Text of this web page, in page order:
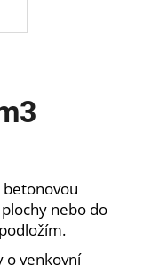
betonovou
nebo do
o venkovní